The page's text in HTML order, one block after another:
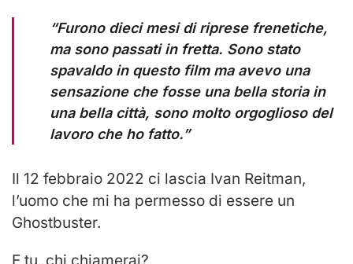
“Furono dieci mesi di riprese frenetiche,
ma sono passati in fretta. Sono stato
spavaldo in questo film ma avevo una
sensazione che fosse una bella storia in
una bella città, sono molto orgoglioso del
lavoro che ho fatto.”
Il 12 febbraio 2022 ci lascia Ivan Reitman,
l’uomo che mi ha permesso di essere un
Ghostbuster.
E tu, chi chiamerai?